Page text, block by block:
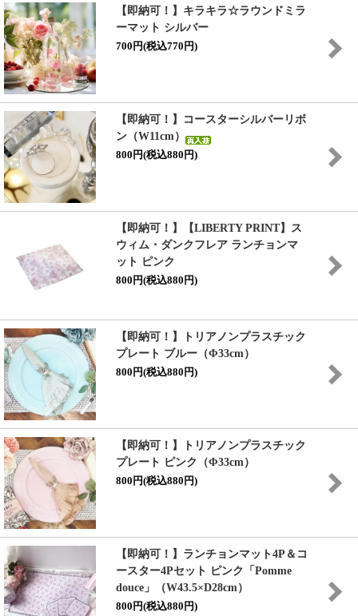
【即納可！】キラキラ☆ラウンドミラ
ーマット シルバー
700円(税込770円)
【即納可！】コースターシルバーリボ
ン（W11cm）
800円(税込880円)
【即納可！】【LIBERTY PRINT】ス
ウィム・ダンクフレア ランチョンマ
ット ピンク
800円(税込880円)
【即納可！】トリアノンプラスチック
プレート ブルー（Φ33cm）
800円(税込880円)
【即納可！】トリアノンプラスチック
プレート ピンク（Φ33cm）
800円(税込880円)
【即納可！】ランチョンマット4P＆コ
ースター4Pセット ピンク「Pomme
douce」（W43.5×D28cm）
800円(税込880円)